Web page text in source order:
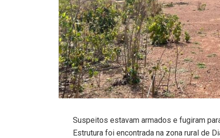
Suspeitos estavam armados e fugiram
Estrutura foi encontrada na zona rural de